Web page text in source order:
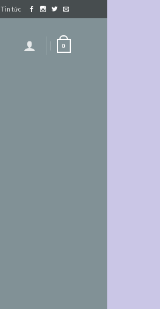
Tin tức
0